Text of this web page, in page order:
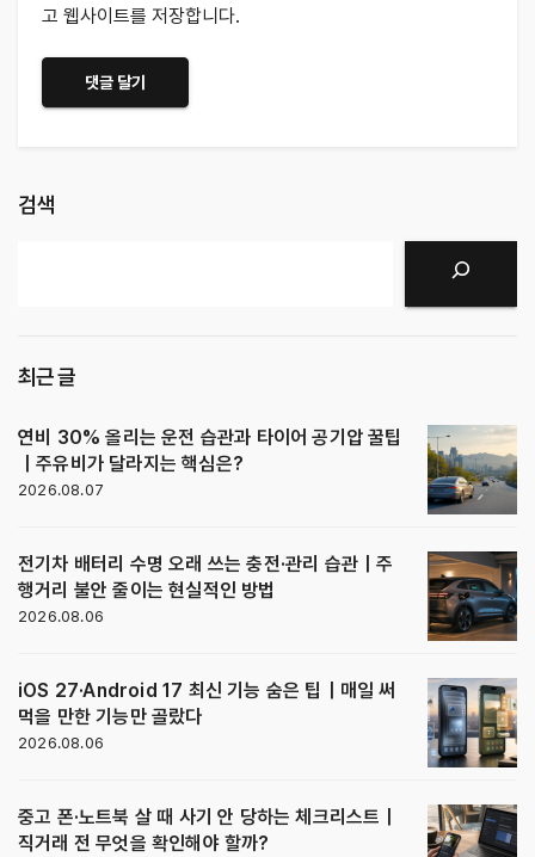
고 웹사이트를 저장합니다.
검색
최근 글
연비 30% 올리는 운전 습관과 타이어 공기압 꿀팁
｜주유비가 달라지는 핵심은?
2026.08.07
전기차 배터리 수명 오래 쓰는 충전·관리 습관｜주
행거리 불안 줄이는 현실적인 방법
2026.08.06
iOS 27·Android 17 최신 기능 숨은 팁｜매일 써
먹을 만한 기능만 골랐다
2026.08.06
중고 폰·노트북 살 때 사기 안 당하는 체크리스트｜
직거래 전 무엇을 확인해야 할까?